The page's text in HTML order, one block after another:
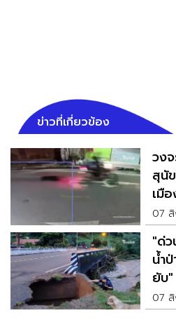
ข่าวที่เกี่ยวข้อง
วง
สุนั
เมื
07
"ด่
น้ำ
ยับ"
07